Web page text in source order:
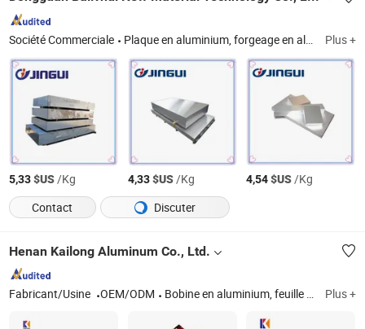
Société Commerciale Plaque en aluminium, forgeage en aluminium, tube en aluminium, tige en aluminium Plus +
5,33$US/Kg 4,33$US/Kg 4,54$US/Kg
Contact
Discuter
Henan Kailong Aluminum Co., Ltd.
Fabricant/Usine OEM/ODM Bobine en aluminium, feuille en aluminium, cercle en aluminium, feuille en aluminium, tube en aluminium, bande en aluminium, feuille en aluminium laquée, plaque en aluminium miroir, carreau en aluminium, feuille en aluminium striée Plus +